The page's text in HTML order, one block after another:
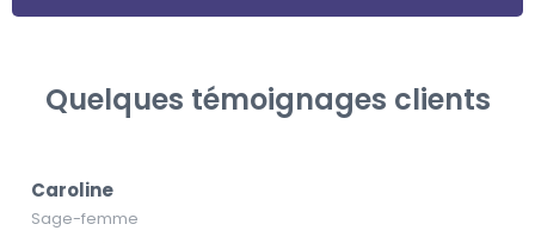
Quelques témoignages clients
Caroline
Sage-femme